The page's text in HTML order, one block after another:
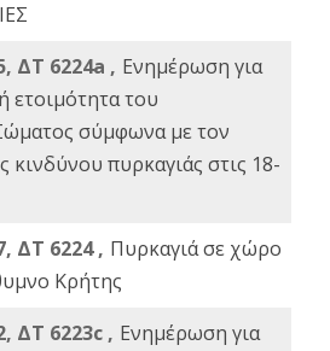
ΔΤ 6224a , Ενημέρωση για
ετοιμότητα του
σύμφωνα με τον
κινδύνου πυρκαγιάς στις 18-
ΔΤ 6224 , Πυρκαγιά σε χώρο
Κρήτης
ΔΤ 6223c , Ενημέρωση για